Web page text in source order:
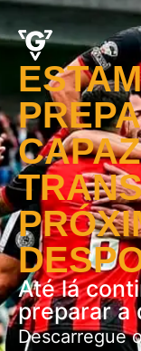
Até lá
preparar a
Descarregue